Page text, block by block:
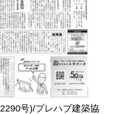
号)/プレハブ建築協